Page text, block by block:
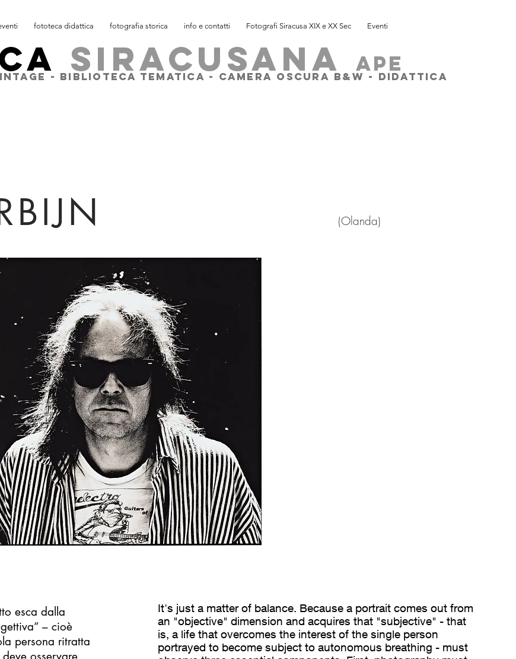
fototeca didattica fotografia storica info e contatti Fotografi Siracusa XIX e XX Sec Eventi
SIRACUSANAape
- BIBLIOTECA TEMATICA - CAMERA OSCURA B&W - DIDATTICA
(Olanda)
esca dalla
– cioè
persona ritratta
It's just a matter of balance. Because a portrait comes out from
an "objective" dimension and acquires that "subjective" - that
is, a life that overcomes the interest of the single person
portrayed to become subject to autonomous breathing - must